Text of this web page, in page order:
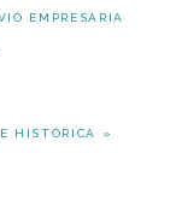
EMPRESARIA
HISTÓRICA »